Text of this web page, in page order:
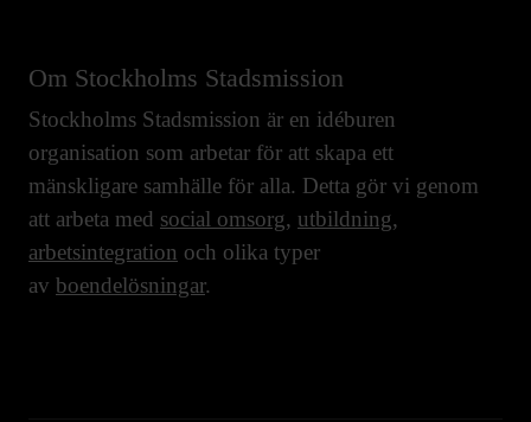
Om Stockholms Stadsmission
Stockholms Stadsmission är en idéburen
organisation som arbetar för att skapa ett
mänskligare samhälle för alla. Detta gör vi genom
att arbeta med social omsorg, utbildning,
arbetsintegration och olika typer
av boendelösningar.